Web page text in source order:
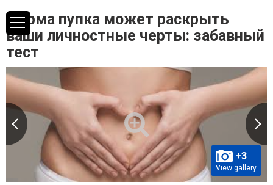
Форма пупка может раскрыть
ваши личностные черты: забавный
тест
+3
View gallery